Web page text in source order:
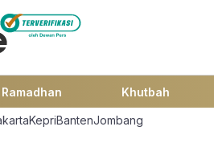
Ramadhan Khutbah
KepriBantenJombang